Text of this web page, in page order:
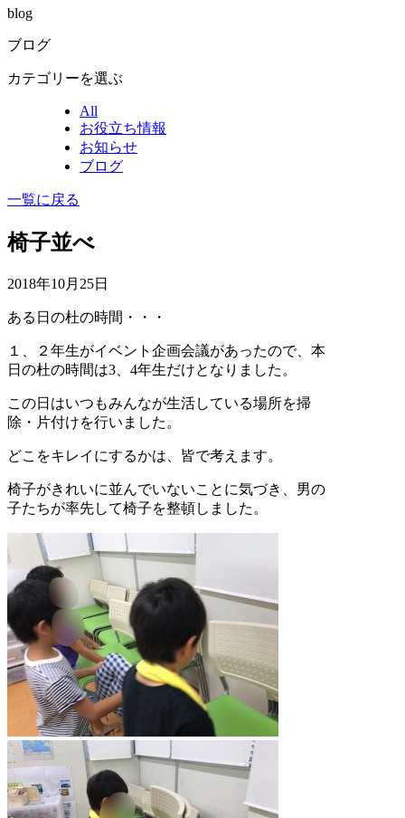
blog
ブログ
カテゴリーを選ぶ
All
お役立ち情報
お知らせ
ブログ
一覧に戻る
椅子並べ
2018年10月25日
ある日の杜の時間・・・
１、２年生がイベント企画会議があったので、本
日の杜の時間は3、4年生だけとなりました。
この日はいつもみんなが生活している場所を掃
除・片付けを行いました。
どこをキレイにするかは、皆で考えます。
椅子がきれいに並んでいないことに気づき、男の
子たちが率先して椅子を整頓しました。